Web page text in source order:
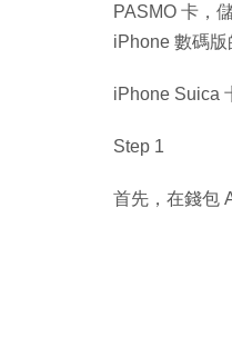
PASMO 卡，
iPhone 數碼版
iPhone Suica
Step 1
首先，在錢包